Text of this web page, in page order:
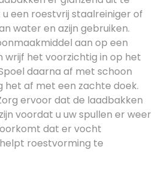
u een roestvrij staalreiniger of
water en azijn gebruiken.
aan op een
wrijf het voorzichtig in op het
daarna af met schoon
het af met een zachte doek.
ervoor dat de laadbakken
voordat u uw spullen er weer
dat er vocht
roestvorming te